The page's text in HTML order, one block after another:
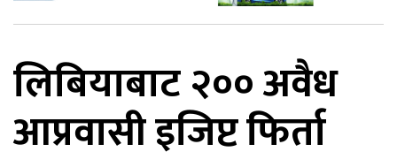
लिबियाबाट २०० अवैध
आप्रवासी इजिप्ट फिर्ता